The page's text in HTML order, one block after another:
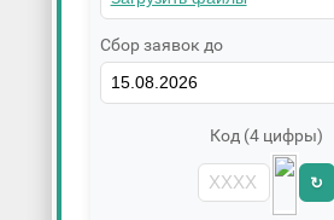
Сбор заявок до
Код (4 цифры)
↻